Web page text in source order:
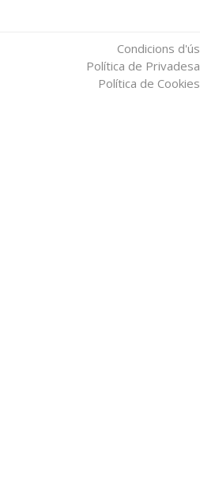
Condicions d'ús
Política de Privadesa
Política de Cookies